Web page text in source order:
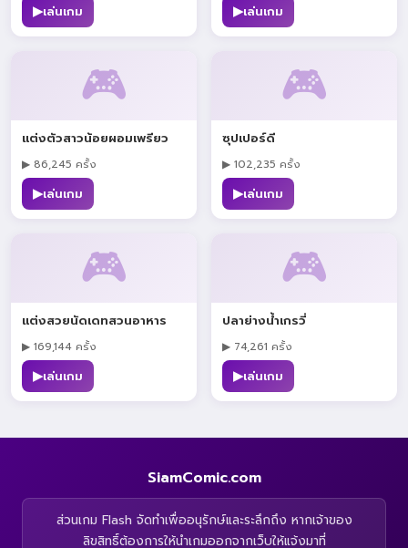
▶เล่นเกม ▶เล่นเกม
🎮
แต่งตัวสาวน้อยผอมเพรียว
▶ 86,245 ครั้ง
▶เล่นเกม
🎮
ซุปเปอร์ดี
▶ 102,235 ครั้ง
▶เล่นเกม
🎮
แต่งสวยนัดเดทสวนอาหาร
▶ 169,144 ครั้ง
▶เล่นเกม
🎮
ปลาย่างน้ำเกรวี่
▶ 74,261 ครั้ง
▶เล่นเกม
SiamComic.com
ส่วนเกม Flash จัดทำเพื่ออนุรักษ์และระลึกถึง หากเจ้าของ
ลิขสิทธิ์ต้องการให้นำเกมออกจากเว็บให้แจ้งมาที่